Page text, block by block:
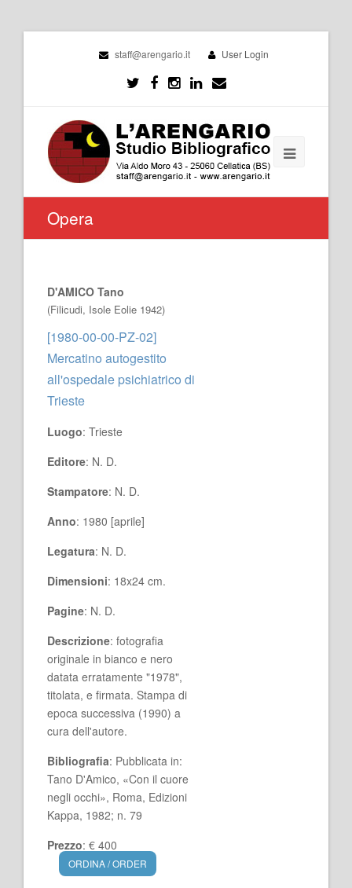
staff@arengario.it User Login
Opera
D'AMICO Tano
(Filicudi, Isole Eolie 1942)
[1980-00-00-PZ-02]
Mercatino autogestito
all'ospedale psichiatrico di
Trieste
Luogo: Trieste
Editore: N. D.
Stampatore: N. D.
Anno: 1980 [aprile]
Legatura: N. D.
Dimensioni: 18x24 cm.
Pagine: N. D.
Descrizione: fotografia
originale in bianco e nero
datata erratamente "1978",
titolata, e firmata. Stampa di
epoca successiva (1990) a
cura dell'autore.
Bibliografia: Pubblicata in:
Tano D'Amico, «Con il cuore
negli occhi», Roma, Edizioni
Kappa, 1982; n. 79
Prezzo: € 400
ORDINA / ORDER